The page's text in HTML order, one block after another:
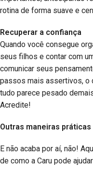
rotina de forma suave e
Recuperar a confiança
Quando você consegue
seus filhos e contar com
comunicar seus
passos mais assertivos, o
tudo parece pesado
Acredite!
Outras maneiras
E não acaba por aí, não!
de como a Caru pode